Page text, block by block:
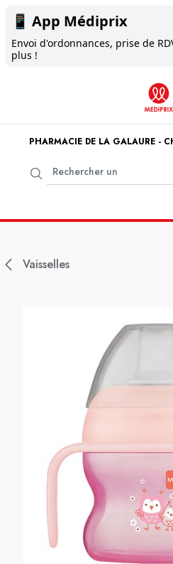
📱 App Médiprix
Envoi d'ordonnances, prise de
plus !
PHARMACIE DE LA GALAURE -
Vaisselles